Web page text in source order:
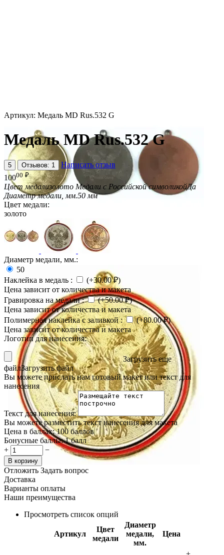
Артикул: Медаль MD Rus.532 G
Медаль MD Rus.532 G
5 Отзывов: 1
Написать отзыв
10000 ₽
Цвет медализолото Медали с Российской символикойДа
Диаметр медали, мм.50 мм
Цвет медали:
золото
Диаметр медали, мм.:
50
Наклейка в медаль : (+30.00₽)
Цена зависит от количества и макета
Гравировка на медали: (+50.00₽)
Цена зависит от количества и макета
Полимерная наклейка с заливкой: (+80.00₽)
Цена зависит от количества и макета
Логотип для нанесения:
Загрузить еще
файлЗагрузить файл
Вы можете прислать нам готовый макет или текст для
нанесения
Текст для нанесения:
Вы можете разместить текст нанесения для макета
Цена в баллах: 100 баллов
Бонусные баллы: 1 балл
+
−
В корзину
Отложить Задать вопрос
Доставка
Варианты оплаты
Наши преимущества
Просмотреть список опций
Артикул
Цвет
медали
Диаметр
медали,
мм.
Цена